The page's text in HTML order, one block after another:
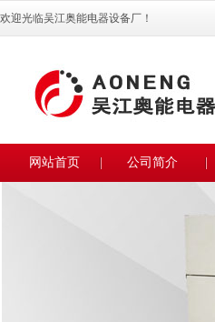
欢迎光临吴江奥能电器设备厂！
网站首页 公司简介